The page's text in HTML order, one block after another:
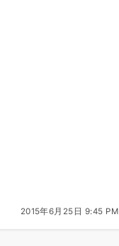
2015年6月25日 9:45 PM